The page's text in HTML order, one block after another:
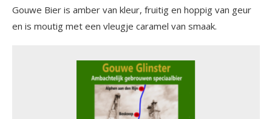
Gouwe Bier is amber van kleur, fruitig en hoppig van geur
en is moutig met een vleugje caramel van smaak.